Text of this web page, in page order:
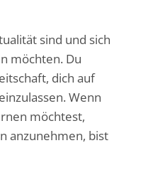
sind und sich
möchten. Du
dich auf
Wenn
möchtest,
anzunehmen, bist